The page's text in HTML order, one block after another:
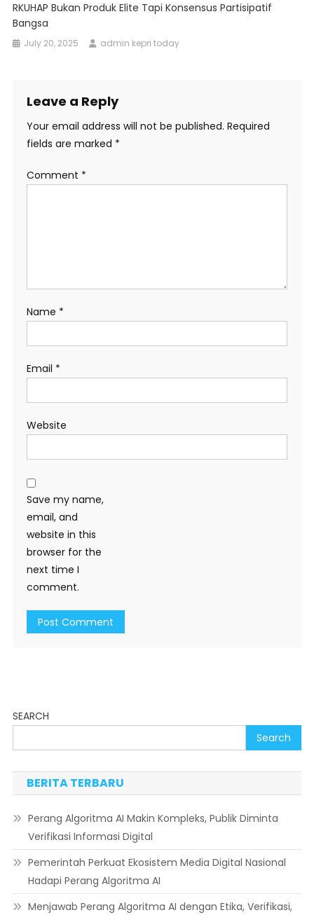
RKUHAP Bukan Produk Elite Tapi Konsensus Partisipatif
Bangsa
July 20, 2025 admin kepri today
Leave a Reply
Your email address will not be published. Required
fields are marked *
Comment *
Name *
Email *
Website
Save my name,
email, and
website in this
browser for the
next time I
comment.
SEARCH
Search
BERITA TERBARU
Perang Algoritma AI Makin Kompleks, Publik Diminta
Verifikasi Informasi Digital
Pemerintah Perkuat Ekosistem Media Digital Nasional
Hadapi Perang Algoritma AI
Menjawab Perang Algoritma AI dengan Etika, Verifikasi,